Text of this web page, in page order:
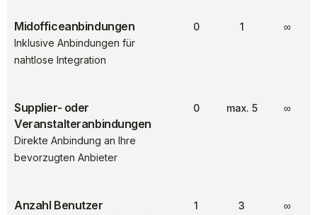
Midofficeanbindungen
Inklusive Anbindungen für
nahtlose Integration
0 1 ∞
Supplier- oder
Veranstalteranbindungen
Direkte Anbindung an Ihre
bevorzugten Anbieter
0 max. 5 ∞
Anzahl Benutzer 1 3 ∞